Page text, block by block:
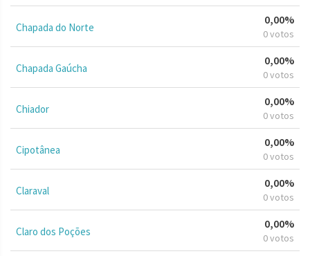
Chapada do Norte
0,00%
0 votos
Chapada Gaúcha
0,00%
0 votos
Chiador
0,00%
0 votos
Cipotânea
0,00%
0 votos
Claraval
0,00%
0 votos
Claro dos Poções
0,00%
0 votos